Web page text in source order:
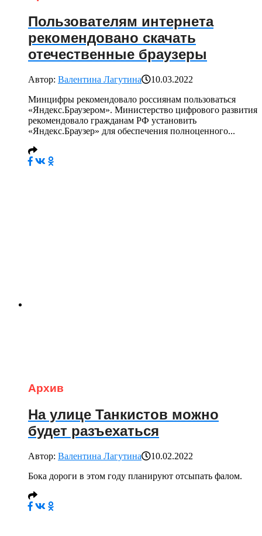
Пользователям интернета
рекомендовано скачать
отечественные браузеры
Автор: Валентина Лагутина
10.03.2022
Минцифры рекомендовало россиянам пользоваться
«Яндекс.Браузером». Министерство цифрового развития
рекомендовало гражданам РФ установить
«Яндекс.Браузер» для обеспечения полноценного...
Архив
На улице Танкистов можно
будет разъехаться
Автор: Валентина Лагутина
10.02.2022
Бока дороги в этом году планируют отсыпать фалом.